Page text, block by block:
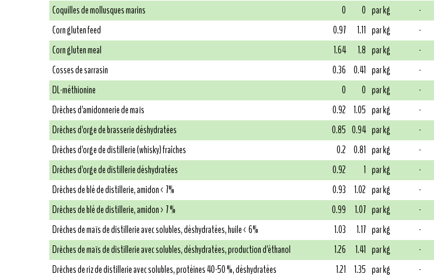
Coquilles de mollusques marins
0 0 par kg
-
Corn gluten feed
0.97 1.11 par kg
-
Corn gluten meal
1.64 1.8 par kg
-
Cosses de sarrasin
0.36 0.41 par kg
-
DL-méthionine
0 0 par kg
-
Drêches d'amidonnerie de maïs
0.92 1.05 par kg
-
Drêches d'orge de brasserie déshydratées
0.85 0.94 par kg
-
Drêches d'orge de distillerie (whisky) fraîches
0.2 0.81 par kg
-
Drêches d'orge de distillerie déshydratées
0.92 1 par kg
-
Drêches de blé de distillerie, amidon < 7%
0.93 1.02 par kg
-
Drêches de blé de distillerie, amidon > 7 %
0.99 1.07 par kg
-
Drêches de maïs de distillerie avec solubles, déshydratées, huile < 6%
1.03 1.17 par kg
-
Drêches de maïs de distillerie avec solubles, déshydratées, production d'éthanol
1.26 1.41 par kg
-
Drêches de riz de distillerie avec solubles, protéines 40-50 %, déshydratées
1.21 1.35 par kg
-